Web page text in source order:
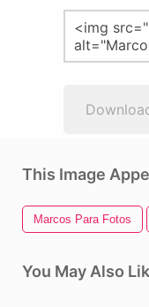
This Image
Marcos Para Fotos
You May Also